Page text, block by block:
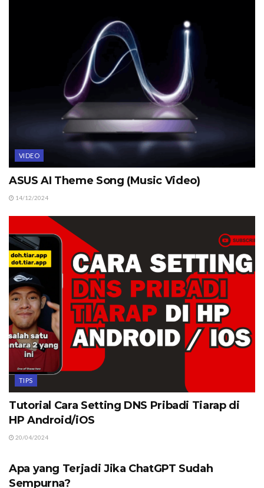
VIDEO
ASUS AI Theme Song (Music Video)
14/12/2024
TIPS
Tutorial Cara Setting DNS Pribadi Tiarap di
HP Android/iOS
20/04/2024
Apa yang Terjadi Jika ChatGPT Sudah
Sempurna?